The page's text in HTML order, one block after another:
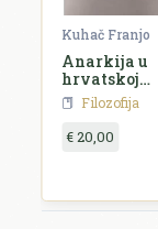
Kuhač Franjo
Anarkija u
hrvatskoj
književnosti
umjetnosti
Filozofija
€ 20,00